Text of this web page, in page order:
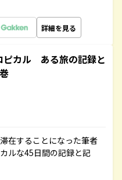
詳細を見る
ピカル ある旅の記録と
在することになった筆者
ルな45日間の記録と記